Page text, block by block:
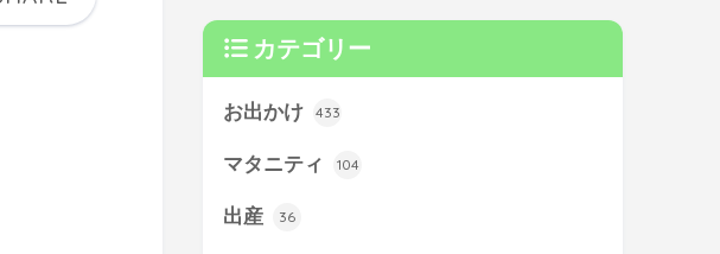
カテゴリー
お出かけ 433
マタニティ 104
出産 36